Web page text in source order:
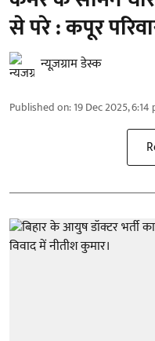
से परे : कपूर
न्यूज़ग्राम डेस्क
Published on:19 Dec 2025, 6:14